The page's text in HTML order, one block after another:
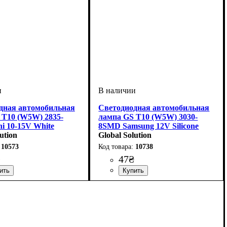
автомобильная
(W5W) 2835-
10-15V White
10573
лампы: Габаритные
элемента:
светодиодов: 3 SMD
V: 10-15V
в упаковке: 1 шт.
Светодиодная автомобильная
лампа GS T10 (W5W) 3030-
8SMD Samsung 12V Silicone
White
Global Solution
10738
47₴
Назначение лампы: Габаритные
Тип светодиодного элемента:
Количество светодиодов: 8 SMD
Напряжение, V: 12V
Количество в упаковке: 1 шт.